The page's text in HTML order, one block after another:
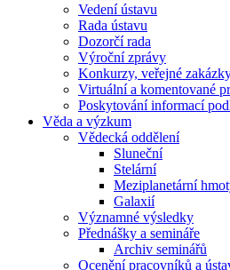
Vedení ústavu
Rada ústavu
Dozorčí rada
Výroční zprávy
Konkurzy, veřejné
Virtuální a komentované
Poskytování informací
Věda a výzkum
Vědecká oddělení
Sluneční
Stelární
Meziplanetární
Galaxií
Významné výsledky
Přednášky a semináře
Archiv seminářů
Ocenění pracovníků a